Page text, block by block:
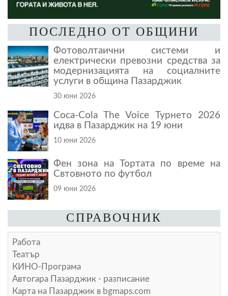
ПОСЛЕДНО ОТ ОБЩИНИ
Фотоволтаични системи и
електрически превозни средства за
модернизацията на социалните
услуги в община Пазарджик
30 юни 2026
Coca-Cola The Voice Турнето 2026
идва в Пазарджик на 19 юни
10 юни 2026
Фен зона на Тортата по време на
Свтовното по футбол
09 юни 2026
СПРАВОЧНИК
Работа
Театър
КИНО-Програма
Автогара Пазарджик - разписание
Карта на Пазарджик в bgmaps.com